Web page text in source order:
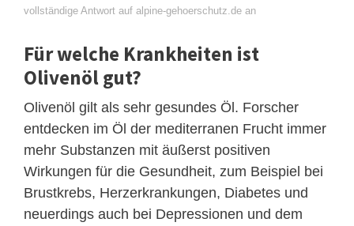
vollständige Antwort auf alpine-gehoerschutz.de an
Für welche Krankheiten ist
Olivenöl gut?
Olivenöl gilt als sehr gesundes Öl. Forscher
entdecken im Öl der mediterranen Frucht immer
mehr Substanzen mit äußerst positiven
Wirkungen für die Gesundheit, zum Beispiel bei
Brustkrebs, Herzerkrankungen, Diabetes und
neuerdings auch bei Depressionen und dem